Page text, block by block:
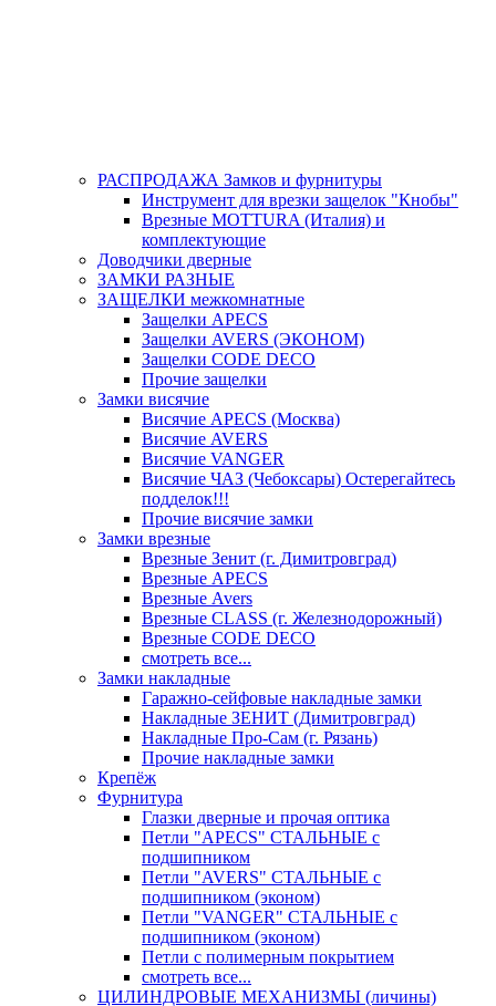
РАСПРОДАЖА Замков и фурнитуры
Инструмент для врезки защелок "Кнобы"
Врезные MOTTURA (Италия) и
комплектующие
Доводчики дверные
ЗАМКИ РАЗНЫЕ
ЗАЩЕЛКИ межкомнатные
Защелки APECS
Защелки AVERS (ЭКОНОМ)
Защелки CODE DECO
Прочие защелки
Замки висячие
Висячие APECS (Москва)
Висячие AVERS
Висячие VANGER
Висячие ЧАЗ (Чебоксары) Остерегайтесь
подделок!!!
Прочие висячие замки
Замки врезные
Врезные Зенит (г. Димитровград)
Врезные APECS
Врезные Avers
Врезные CLASS (г. Железнодорожный)
Врезные CODE DECO
смотреть все...
Замки накладные
Гаражно-сейфовые накладные замки
Накладные ЗЕНИТ (Димитровград)
Накладные Про-Сам (г. Рязань)
Прочие накладные замки
Крепёж
Фурнитура
Глазки дверные и прочая оптика
Петли "APECS" СТАЛЬНЫЕ с
подшипником
Петли "AVERS" СТАЛЬНЫЕ с
подшипником (эконом)
Петли "VANGER" СТАЛЬНЫЕ с
подшипником (эконом)
Петли с полимерным покрытием
смотреть все...
ЦИЛИНДРОВЫЕ МЕХАНИЗМЫ (личины)